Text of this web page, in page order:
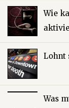
Wie
Lohnt
Was